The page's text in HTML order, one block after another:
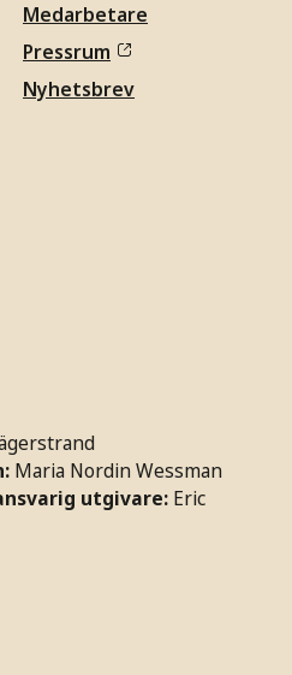
Medarbetare
Pressrum
Nyhetsbrev
Maria Nordin Wessman
utgivare: Eric